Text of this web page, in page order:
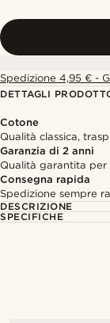
Spedizione 4,95 € -
DETTAGLI
Cotone
Qualità classica,
Garanzia di 2 anni
Qualità garantita
Consegna rapida
Spedizione sempre
DESCRIZIONE
SPECIFICHE